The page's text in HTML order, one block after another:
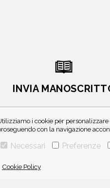
i cookie per
con la navigazione
Necessari Preferenze
Cookie Policy
INVIA